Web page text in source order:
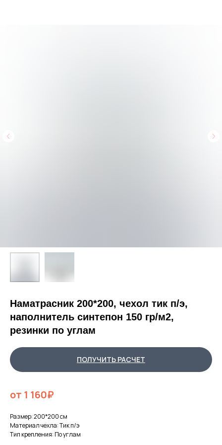
Наматрасник 200*200, чехол тик п/э,
наполнитель синтепон 150 гр/м2,
резинки по углам
ПОЛУЧИТЬ РАСЧЕТ
от 1 160₽
Размер: 200*200 см
Материал чехла: Тик п/э
Тип крепления: По углам